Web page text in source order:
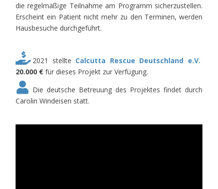
die regelmäßige Teilnahme am Programm sicherzustellen.
Erscheint ein Patient nicht mehr zu den Terminen, werden
Hausbesuche durchgeführt.
2021 stellte Calcutta Rescue Deutschland e.V.
20.000 € für dieses Projekt zur Verfügung.
Die deutsche Betreuung des Projektes findet durch
Carolin Windeisen statt.